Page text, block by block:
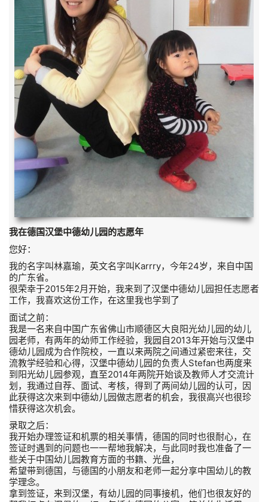
我在德国汉堡中德幼儿园的志愿年
您好：
我的名字叫林嘉瑜，英文名字叫Karrry，今年24岁，来自中国
的广东省。
很荣幸于2015年2月开始，我来到了汉堡中德幼儿园担任志愿者
工作，我喜欢这份工作，在这里我也学到了
面试之前：
我是一名来自中国广东省佛山市顺德区大良阳光幼儿园的幼儿
园老师，有两年的幼师工作经验，我园自2013年开始与汉堡中
德幼儿园成为合作院校，一直以来两院之间通过紧密来往，交
流教学经验和心得，汉堡中德幼儿园的负责人Stefan也两度来
到阳光幼儿园参观，直至2014年两院开始谈及教师人才交流计
划，我通过自荐、面试、考核，得到了两间幼儿园的认可，因
此获得这次来到中德幼儿园做志愿者的机会，我很高兴也很珍
惜获得这次机会。
录取之后：
我开始办理签证和机票的相关事情，德国的同时也很耐心，在
签证时遇到的问题也一一帮地我解决，与此同时我也准备了一
些关于中国幼儿园教育方面的书籍、光盘，
希望带到德国，与德国的小朋友和老师一起分享中国幼儿的教
学理念。
拿到签证，来到汉堡，有幼儿园的同事接机，他们也很友好的